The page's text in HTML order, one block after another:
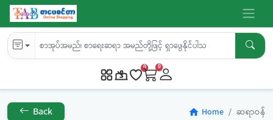
0 0
Back home Home ဆရာဝန်